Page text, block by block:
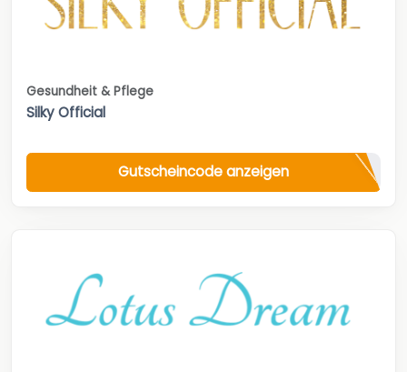
Gesundheit & Pflege
Silky Official
Gutscheincode anzeigen